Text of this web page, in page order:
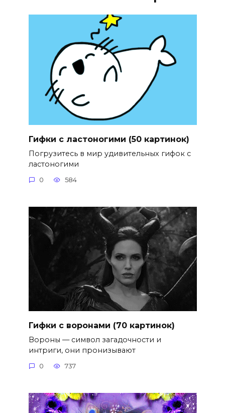
Гифки с ластоногими (50 картинок)
Погрузитесь в мир удивительных гифок с
ластоногими
0 584
Гифки с воронами (70 картинок)
Вороны — символ загадочности и
интриги, они пронизывают
0 737